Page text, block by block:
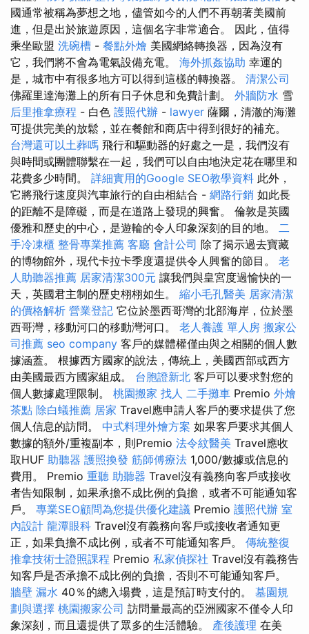
國通常被稱為夢想之地，儘管如今的人們不再朝著美國前
進，但是出於旅遊原因，這個名字非常適合。 因此，值得
乘坐歐盟 洗碗槽 - 餐點外燴 美國網絡轉換器，因為沒有
它，我們將不會為電氣設備充電。 海外抓姦協助 幸運的
是，城市中有很多地方可以得到這樣的轉換器。 清潔公司
佛羅里達海灘上的所有日子休息和免費計劃。 外牆防水 雪
后里推拿療程 - 白色 護照代辦 - lawyer 薩爾，清澈的海灘
可提供完美的放鬆，並在餐館和商店中得到很好的補充。
台灣還可以土葬嗎 飛行和驅動器的好處之一是，我們沒有
與時間或團體聯繫在一起，我們可以自由地決定花在哪里和
花費多少時間。 詳細實用的Google SEO教學資料 此外，
它將飛行速度與汽車旅行的自由相結合 - 網路行銷 如此長
的距離不是障礙，而是在道路上發現的興奮。 倫敦是英國
優雅和歷史的中心，是遊輪的令人印象深刻的目的地。 二
手冷凍櫃 整骨專業推薦 客廳 會計公司 除了揭示過去寶藏
的博物館外，現代卡拉卡季度還提供令人興奮的節目。 老
人助聽器推薦 居家清潔300元 讓我們與皇宮度過愉快的一
天，英國君主制的歷史栩栩如生。 縮小毛孔醫美 居家清潔
的價格解析 營業登記 它位於墨西哥灣的北部海岸，位於墨
西哥灣，移動河口的移動灣河口。 老人養護 單人房 搬家公
司推薦 seo company 客戶的媒體權僅由與之相關的個人數
據涵蓋。 根據西方國家的說法，傳統上，美國西部或西方
由美國最西方國家組成。 台胞證新北 客戶可以要求對您的
個人數據處理限制。 桃園搬家 找人 二手攤車 Premio 外燴
茶點 除白蟻推薦 居家 Travel應申請人客戶的要求提供了您
個人信息的訪問。 中式料理外燴方案 如果客戶要求其個人
數據的額外/重複副本，則Premio 法令紋醫美 Travel應收
取HUF 助聽器 護照換發 筋師傅療法 1,000/數據或信息的
費用。 Premio 重聽 助聽器 Travel沒有義務向客戶或接收
者告知限制，如果承擔不成比例的負擔，或者不可能通知客
戶。 專業SEO顧問為您提供優化建議 Premio 護照代辦 室
內設計 龍潭眼科 Travel沒有義務向客戶或接收者通知更
正，如果負擔不成比例，或者不可能通知客戶。 傳統整復
推拿技術士證照課程 Premio 私家偵探社 Travel沒有義務告
知客戶是否承擔不成比例的負擔，否則不可能通知客戶。
牆壁 漏水 40％的總入場費，這是預訂時支付的。 墓園規
劃與選擇 桃園搬家公司 訪問量最高的亞洲國家不僅令人印
象深刻，而且還提供了眾多的生活體驗。 產後護理 在美